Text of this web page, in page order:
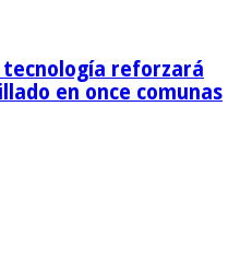
reforzará
en once comunas